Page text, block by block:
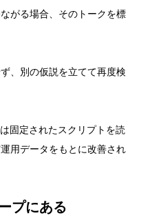
がる場合、そのトークを標
、別の仮説を立てて再度検
固定されたスクリプトを読
用データをもとに改善され
プにある